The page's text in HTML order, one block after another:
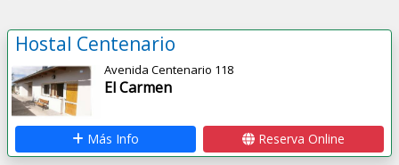
Hostal Centenario
Avenida Centenario 118
El Carmen
Más Info Reserva Online